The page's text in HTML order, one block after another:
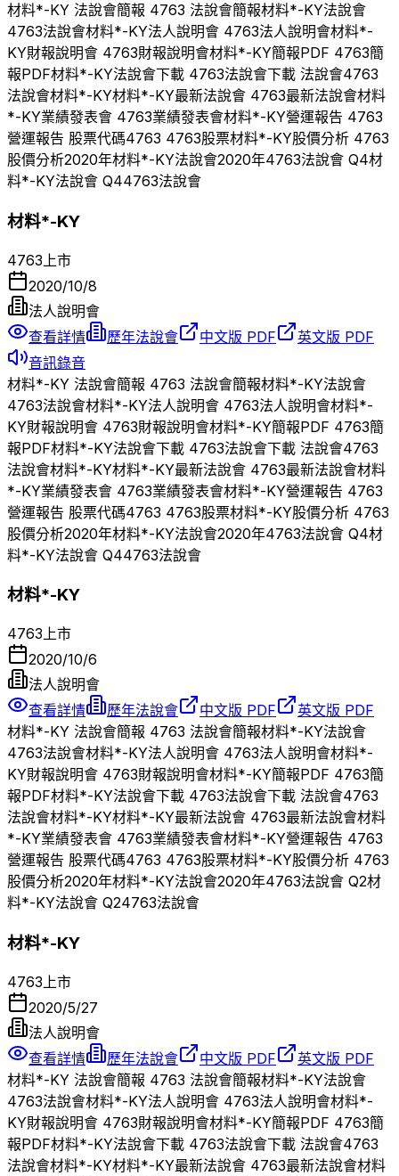
材料*-KY 法說會簡報 4763 法說會簡報材料*-KY法說會
4763法說會材料*-KY法人說明會 4763法人說明會材料*-
KY財報說明會 4763財報說明會材料*-KY簡報PDF 4763簡
報PDF材料*-KY法說會下載 4763法說會下載 法說會4763
法說會材料*-KY材料*-KY最新法說會 4763最新法說會材料
*-KY業績發表會 4763業績發表會材料*-KY營運報告 4763
營運報告 股票代碼4763 4763股票材料*-KY股價分析 4763
股價分析2020年材料*-KY法說會2020年4763法說會 Q4材
料*-KY法說會 Q44763法說會
材料*-KY
4763 上市
2020/10/8
法人說明會
查看詳情
歷年法說會 中文版 PDF
英文版 PDF
音訊錄音
材料*-KY 法說會簡報 4763 法說會簡報材料*-KY法說會
4763法說會材料*-KY法人說明會 4763法人說明會材料*-
KY財報說明會 4763財報說明會材料*-KY簡報PDF 4763簡
報PDF材料*-KY法說會下載 4763法說會下載 法說會4763
法說會材料*-KY材料*-KY最新法說會 4763最新法說會材料
*-KY業績發表會 4763業績發表會材料*-KY營運報告 4763
營運報告 股票代碼4763 4763股票材料*-KY股價分析 4763
股價分析2020年材料*-KY法說會2020年4763法說會 Q4材
料*-KY法說會 Q44763法說會
材料*-KY
4763上市
2020/10/6
法人說明會
查看詳情
歷年法說會 中文版 PDF
英文版 PDF
材料*-KY 法說會簡報 4763 法說會簡報材料*-KY法說會
4763法說會材料*-KY法人說明會 4763法人說明會材料*-
KY財報說明會 4763財報說明會材料*-KY簡報PDF 4763簡
報PDF材料*-KY法說會下載 4763法說會下載 法說會4763
法說會材料*-KY材料*-KY最新法說會 4763最新法說會材料
*-KY業績發表會 4763業績發表會材料*-KY營運報告 4763
營運報告 股票代碼4763 4763股票材料*-KY股價分析 4763
股價分析2020年材料*-KY法說會2020年4763法說會 Q2材
料*-KY法說會 Q24763法說會
材料*-KY
4763 上市
2020/5/27
法人說明會
查看詳情
歷年法說會 中文版 PDF
英文版 PDF
材料*-KY 法說會簡報 4763 法說會簡報材料*-KY法說會
4763法說會材料*-KY法人說明會 4763法人說明會材料*-
KY財報說明會 4763財報說明會材料*-KY簡報PDF 4763簡
報PDF材料*-KY法說會下載 4763法說會下載 法說會4763
法說會材料*-KY材料*-KY最新法說會 4763最新法說會材料